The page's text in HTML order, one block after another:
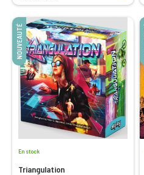
NOUVEAUTÉ
En stock
Triangulation